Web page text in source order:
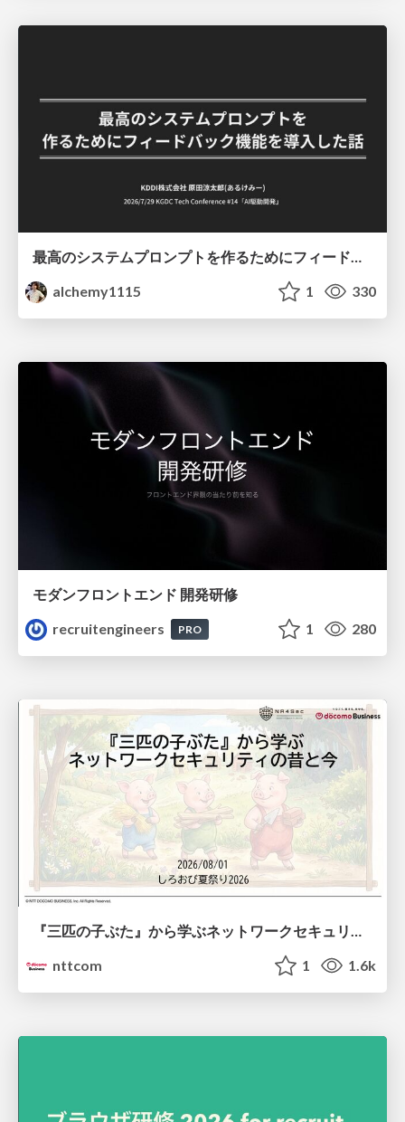
最高のシステムプロンプトを作るためにフィードバック機能を導入した話
alchemy1115
1 330
モダンフロントエンド 開発研修
recruitengineers
PRO 1 280
『三匹の子ぶた』から学ぶネットワークセキュリティの昔と今 / Network Security: Then and Now Through the Lens of The Three Little Pigs
nttcom
1 1.6k